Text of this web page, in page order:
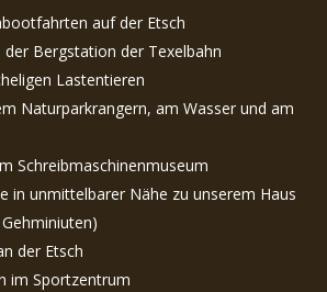
auf der Etsch
Bergstation der Texelbahn
Lastentieren
Naturparkrangern, am Wasser und am
Schreibmaschinenmuseum
in unmittelbarer Nähe zu unserem Haus
der Etsch
im Sportzentrum